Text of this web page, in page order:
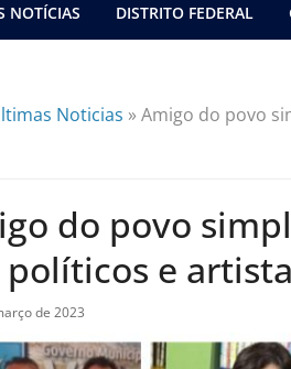
NOTÍCIAS DISTRITO FEDERAL
Noticias »Amigo do povo
do povo
e artista
de 2023